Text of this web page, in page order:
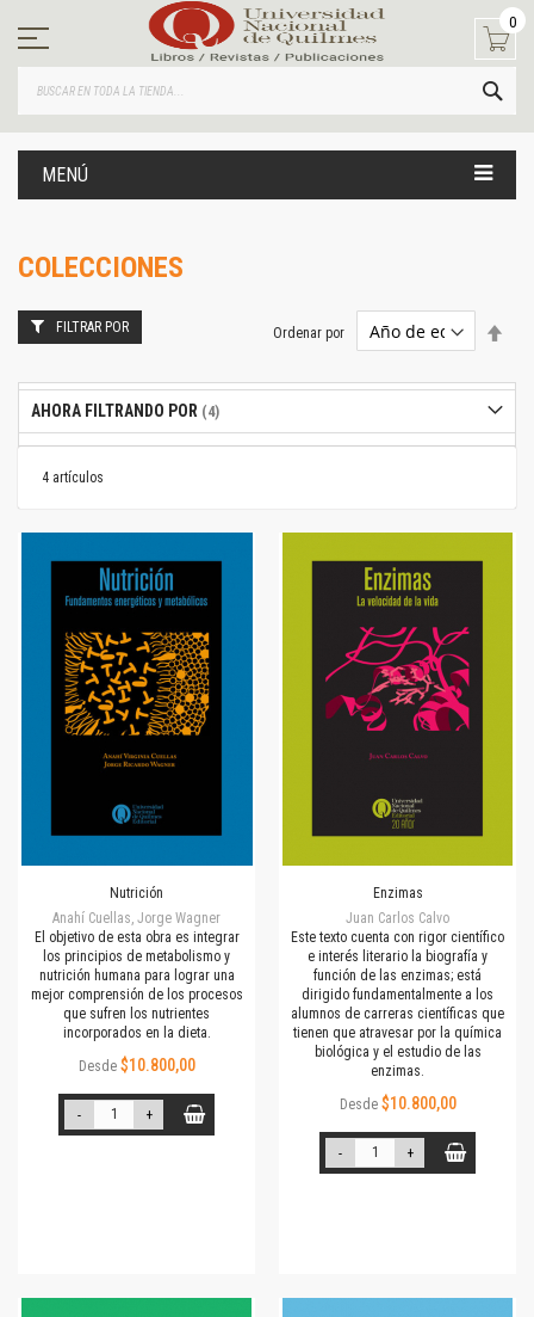
contenido
0
MENÚ
COLECCIONES
4 artículos
Ordenar por
Nutrición
Anahí Cuellas, Jorge Wagner
El objetivo de esta obra es integrar
los principios de metabolismo y
nutrición humana para lograr una
mejor comprensión de los procesos
que sufren los nutrientes
incorporados en la dieta.
Desde $10.800,00
- +
Enzimas
Juan Carlos Calvo
Este texto cuenta con rigor científico
e interés literario la biografía y
función de las enzimas; está
dirigido fundamentalmente a los
alumnos de carreras científicas que
tienen que atravesar por la química
biológica y el estudio de las
enzimas.
Desde $10.800,00
- +
FILTRAR POR
AHORA FILTRANDO POR